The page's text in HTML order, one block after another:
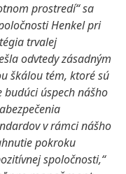
prostredí“ sa
Henkel pri
trvalej
odvtedy zásadným
škálou tém, ktoré sú
úspech nášho
v rámci nášho
pokroku
spoločnosti,“